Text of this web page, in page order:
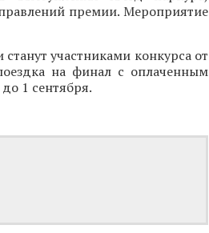
премии. Мероприятие
станут участниками конкурса от
на финал с оплаченным
1 сентября.